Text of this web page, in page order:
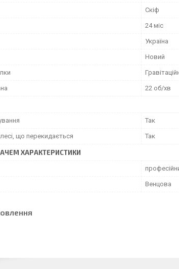
Скіф
24 міс
Україна
Новий
22 об/хв
Так
що перекидається Так
ХАРАКТЕРИСТИКИ
Венцова